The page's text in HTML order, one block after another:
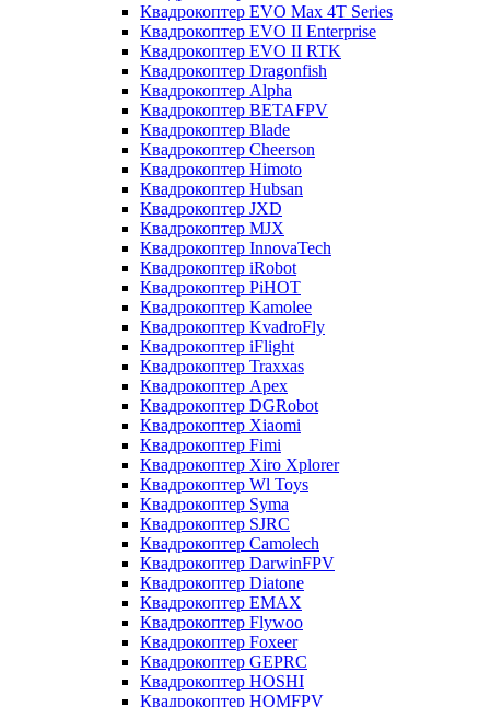
Квадрокоптер EVO Max 4T Series
Квадрокоптер EVO II Enterprise
Квадрокоптер EVO II RTK
Квадрокоптер Dragonfish
Квадрокоптер Alpha
Квадрокоптер BETAFPV
Квадрокоптер Blade
Квадрокоптер Cheerson
Квадрокоптер Himoto
Квадрокоптер Hubsan
Квадрокоптер JXD
Квадрокоптер MJX
Квадрокоптер InnovaTech
Квадрокоптер iRobot
Квадрокоптер PiHOT
Квадрокоптер Kamolee
Квадрокоптер KvadroFly
Квадрокоптер iFlight
Квадрокоптер Traxxas
Квадрокоптер Apex
Квадрокоптер DGRobot
Квадрокоптер Xiaomi
Квадрокоптер Fimi
Квадрокоптер Xiro Xplorer
Квадрокоптер Wl Toys
Квадрокоптер Syma
Квадрокоптер SJRC
Квадрокоптер Camolech
Квадрокоптер DarwinFPV
Квадрокоптер Diatone
Квадрокоптер EMAX
Квадрокоптер Flywoo
Квадрокоптер Foxeer
Квадрокоптер GEPRC
Квадрокоптер HOSHI
Квадрокоптер HOMFPV